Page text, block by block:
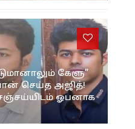
கேளு”
செய்த அஜித்!
ஓபனாக